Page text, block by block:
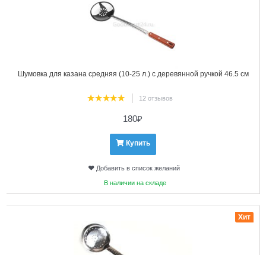
Шумовка для казана средняя (10-25 л.) с деревянной ручкой 46.5 см
12 отзывов
180₽
Купить
Добавить в список желаний
В наличии на складе
Хит